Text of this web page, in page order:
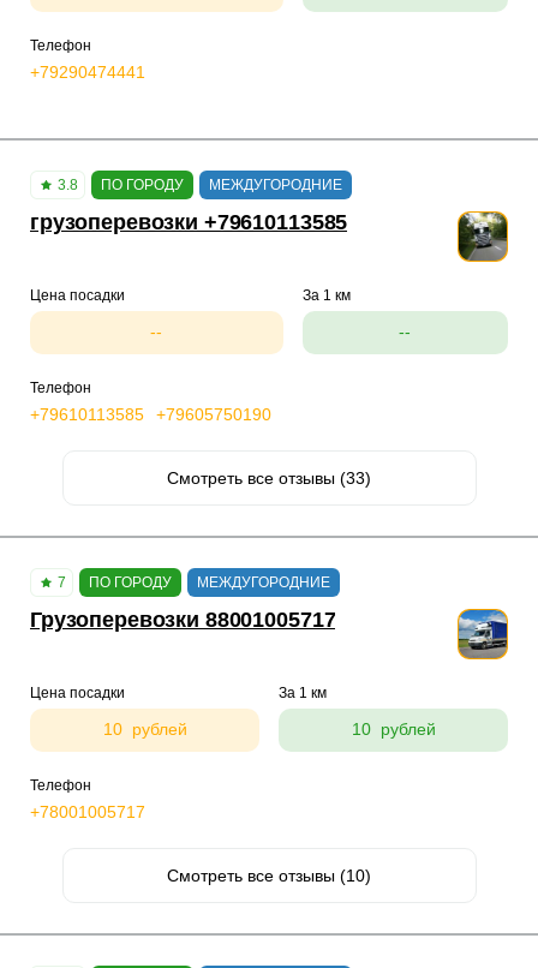
Телефон
+79290474441
3.8 ПО ГОРОДУ МЕЖДУГОРОДНИЕ
грузоперевозки +79610113585
Цена посадки
--
За 1 км
--
Телефон
+79610113585 +79605750190
Смотреть все отзывы (33)
7 ПО ГОРОДУ МЕЖДУГОРОДНИЕ
Грузоперевозки 88001005717
Цена посадки
10 рублей
За 1 км
10 рублей
Телефон
+78001005717
Смотреть все отзывы (10)